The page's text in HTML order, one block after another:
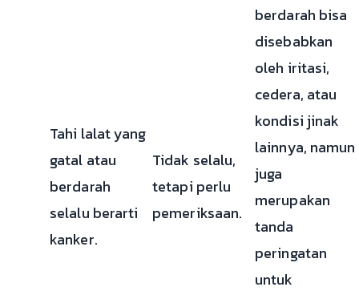
Tahi lalat yang
gatal atau
berdarah
selalu berarti
kanker.
Tidak selalu,
tetapi perlu
pemeriksaan.
berdarah bisa
disebabkan
oleh iritasi,
cedera, atau
kondisi jinak
lainnya, namun
juga
merupakan
tanda
peringatan
untuk